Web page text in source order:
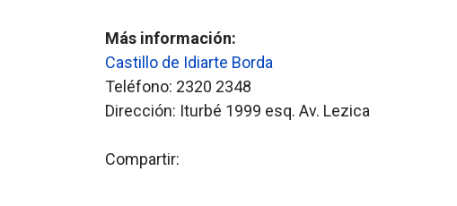
Más información:
Castillo de Idiarte Borda
Teléfono: 2320 2348
Dirección: Iturbé 1999 esq. Av. Lezica
Compartir: